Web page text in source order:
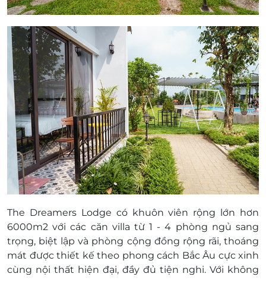
Mua thêm than 20.000 đồng/ bao
Dịch vụ đốt lửa trại: 300.000/ đống
Bàn bi-a: 50.000đ/h, bàn bi lắc: 30.000
đồng/ h
Dịch vụ thuê quản trò tổ chức team
building: báo giá tùy theo yêu cầu của
khách
Menu ăn trưa/ tối: set lẩu từ 150.000
đồng/ suất, set đồ nướng từ 180.000
đồng/ suất
Giá phòng trẻ em
Không phụ thu trẻ em dưới 6 tuổi. Trẻ em từ
6-12 tuổi: phụ thu 100.000đ/bé. Trẻ em trên
12 tuổi tính phụ thu như người lớn.
Phụ thu (có thể thêm/ bớt tùy thực tế):
Thêm người: Phụ thu thêm người ngoài tiêu
chuẩn: 200.000 đồng/ 1 người. Tối đa ở thêm
2 người với villa 1 ngủ, 2 người với villa 3 ngủ,
3 người với villa 4 ngủ, 4 người với phòng
The Dreamers Lodge có khuôn viên rộng lớn hơn
6000m2 với các căn villa từ 1 - 4 phòng ngủ sang
trọng, biệt lập và phòng cộng đồng rộng rãi, thoáng
mát được thiết kế theo phong cách Bắc Âu cực xinh
cùng nội thất hiện đại, đầy đủ tiện nghi. Với không